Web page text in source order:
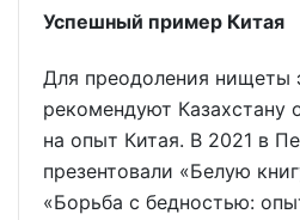
Успешный пример Китая
Для преодоления нищеты
рекомендуют Казахстану
на опыт Китая. В 2021 в
презентовали «Белую
«Борьба с бедностью: